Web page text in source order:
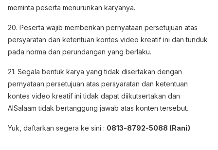
meminta peserta menurunkan karyanya.
20. Peserta wajib memberikan pernyataan persetujuan atas
persyaratan dan ketentuan kontes video kreatif ini dan tunduk
pada norma dan perundangan yang berlaku.
21. Segala bentuk karya yang tidak disertakan dengan
pernyataan persetujuan atas persyaratan dan ketentuan
kontes video kreatif ini tidak dapat diikutsertakan dan
AlSalaam tidak bertanggung jawab atas konten tersebut.
Yuk, daftarkan segera ke sini : 0813-8792-5088 (Rani)